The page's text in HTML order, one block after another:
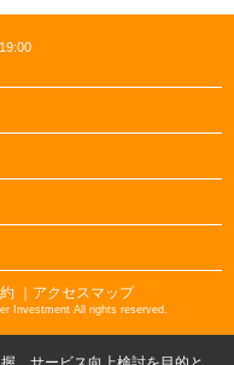
｜アクセスマップ
Investment All rights reserved.